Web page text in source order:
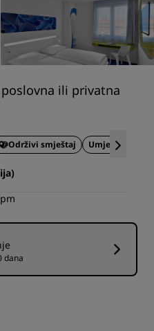
ili privatna
Održivi smještaj Umjetnost i
dana